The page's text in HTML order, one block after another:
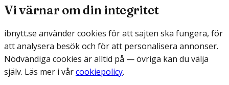
Vi värnar om din integritet
ibnytt.se använder cookies för att sajten ska fungera, för
att analysera besök och för att personalisera annonser.
Nödvändiga cookies är alltid på — övriga kan du välja
själv. Läs mer i vårcookiepolicy.